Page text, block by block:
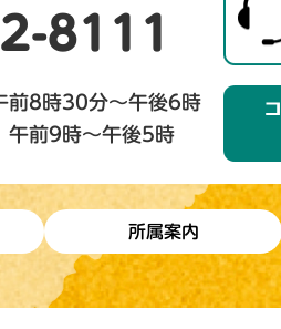
8111
前8時30分～午後6時
午前9時～午後5時
所属案内